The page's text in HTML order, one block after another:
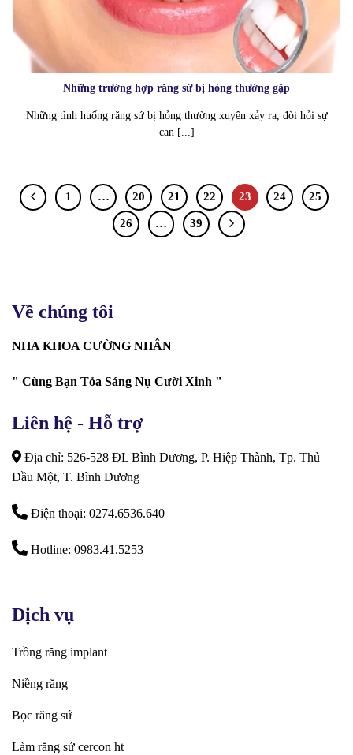
Những trường hợp răng sứ bị hỏng thường gặp
Những tình huống răng sứ bị hỏng thường xuyên xảy ra, đòi hỏi sự
can [...]
1 … 20 21 22 23 24 25
26 … 39
Về chúng tôi
NHA KHOA CƯỜNG NHÂN
" Cùng Bạn Tỏa Sáng Nụ Cười Xinh "
Liên hệ - Hỗ trợ
Địa chỉ: 526-528 ĐL Bình Dương, P. Hiệp Thành, Tp. Thủ
Dầu Một, T. Bình Dương
Điện thoại: 0274.6536.640
Hotline: 0983.41.5253
Dịch vụ
Trồng răng implant
Niềng răng
Bọc răng sứ
Làm răng sứ cercon ht